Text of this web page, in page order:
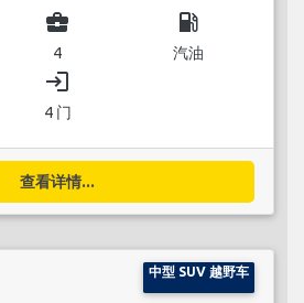
business_center
4
local_gas_station
汽油
login
4 门
查看详情...
中型 SUV 越野车